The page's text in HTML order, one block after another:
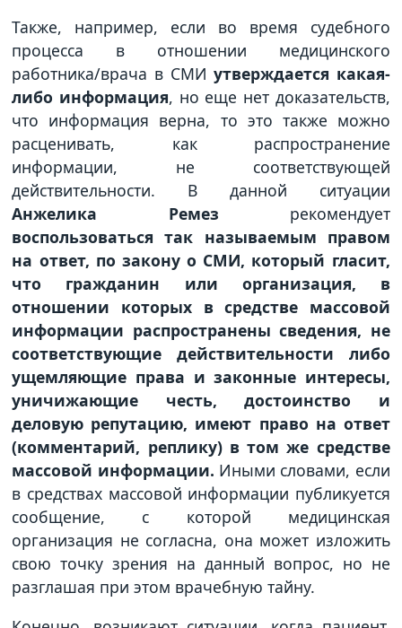
Также, например, если во время судебного
процесса в отношении медицинского
работника/врача в СМИутверждается какая-
либо информация, но еще нет доказательств,
что информация верна, то это также можно
расценивать, как распространение
информации, не соответствующей
действительности. В данной ситуации
Анжелика Ремез рекомендует
воспользоваться так называемым правом
на ответ, по закону о СМИ, который гласит,
что гражданин или организация, в
отношении которых в средстве массовой
информации распространены сведения, не
соответствующие действительности либо
ущемляющие права и законные интересы,
уничижающие честь, достоинство и
деловую репутацию, имеют право на ответ
(комментарий, реплику) в том же средстве
массовой информации. Иными словами, если
в средствах массовой информации публикуется
сообщение, с которой медицинская
организация не согласна, она может изложить
свою точку зрения на данный вопрос, но не
разглашая при этом врачебную тайну.